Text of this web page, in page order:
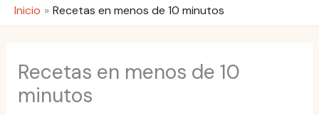
Inicio Recetas en menos de 10 minutos
Recetas en menos de 10
minutos